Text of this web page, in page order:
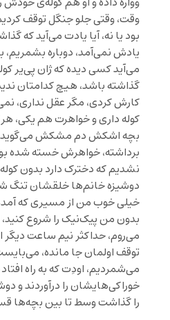
وقت، وقتی جلو جنگل توقف
بود یا نه، آیا یادت می‌‌آید که
یادش نمی‌آمد، دوباره
می‌آید کسی دیده که ژان پی‌یر
گذاشته باشد، هیچ کدامتان
کارش کردی، مگر عقل نداری،
کوله داری و خواهرت هم یکی،
بچه اشکش دم مشکش می‌گوید
برداشته، خواهرش خسته شده
نشدیم که دخترک دارد بدون کوله
دوشیزه‌ خانم‌ها خلقشان تنگ
خیلی خوب من از مسیری که
بدون من پیک‌نیک را شروع
می‌روم، حداکثر نیم ساعت دیگر
توقف اولمان جا مانده،
می‌شمردیم، اودِت که به راه
خوراکی‌هایشان را درآوردند و
را گذاشت وسط تا بین بچه‌ها